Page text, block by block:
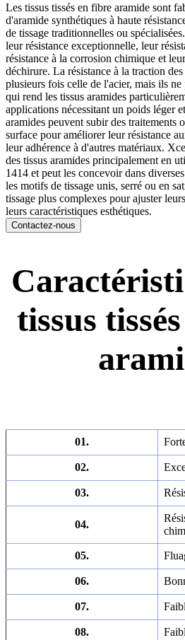
Les tissus tissés en fibre aramide sont
d'aramide synthétiques à haute
de tissage traditionnelles ou
leur résistance exceptionnelle, leur
résistance à la corrosion chimique et
déchirure. La résistance à la traction
plusieurs fois celle de l'acier, mais ils
qui rend les tissus aramides
applications nécessitant un poids léger
aramides peuvent subir des traitements
surface pour améliorer leur résistance
leur adhérence à d'autres matériaux.
des tissus aramides principalement en
1414 et peut les concevoir dans
les motifs de tissage unis, serré ou en
tissage plus complexes pour ajuster
leurs caractéristiques esthétiques.
Contactez-nous
tissus
01.
02.
03.
04.
05.
06.
07.
08.